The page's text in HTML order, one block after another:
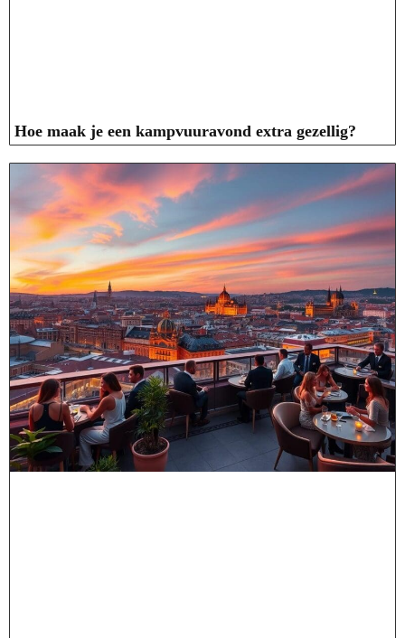
Hoe maak je een kampvuuravond extra gezellig?